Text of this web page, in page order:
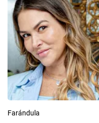
Farándula